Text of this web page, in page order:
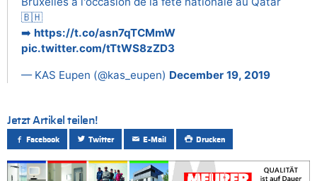
🇧🇭
➡️ https://t.co/asn7qTCMmW
pic.twitter.com/tTtWS8zZD3
— KAS Eupen (@kas_eupen) December 19, 2019
Jetzt Artikel teilen!
Facebook Twitter E-Mail Drucken